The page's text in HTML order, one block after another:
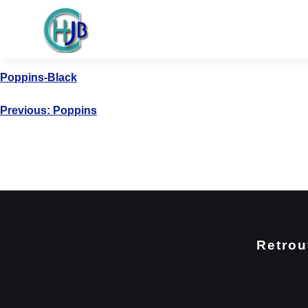
Poppins-Black
Previous: Poppins